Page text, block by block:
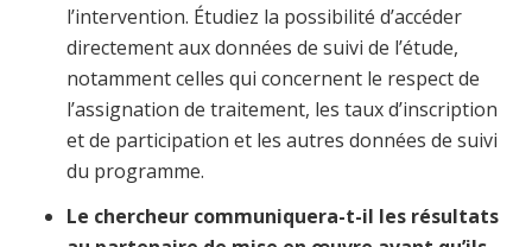
l’intervention. Étudiez la possibilité d’accéder
directement aux données de suivi de l’étude,
notamment celles qui concernent le respect de
l’assignation de traitement, les taux d’inscription
et de participation et les autres données de suivi
du programme.
Le chercheur communiquera-t-il les résultats